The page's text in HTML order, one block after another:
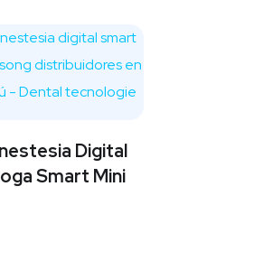
Digital
Smart Mini